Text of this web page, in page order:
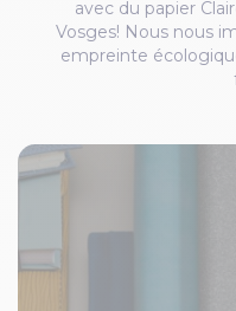
avec du papier
Vosges! Nous nous
empreinte